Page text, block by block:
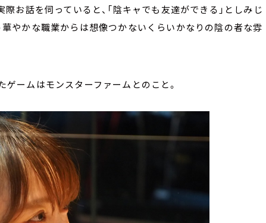
お話を伺っていると、「陰キャでも友達ができる」としみじ
やかな職業からは想像つかないくらいかなりの陰の者な雰
ームはモンスターファームとのこと。